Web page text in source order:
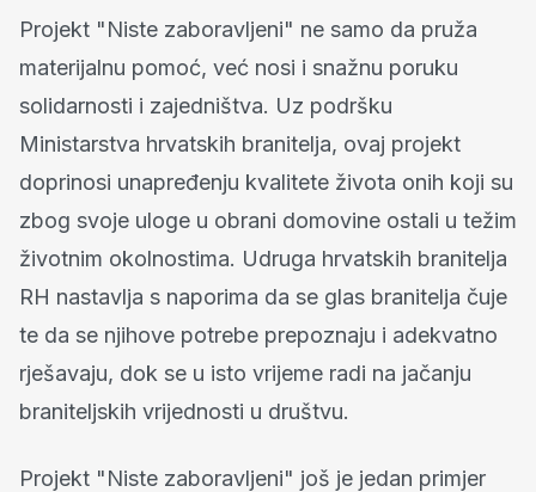
Projekt "Niste zaboravljeni" ne samo da pruža
materijalnu pomoć, već nosi i snažnu poruku
solidarnosti i zajedništva. Uz podršku
Ministarstva hrvatskih branitelja, ovaj projekt
doprinosi unapređenju kvalitete života onih koji su
zbog svoje uloge u obrani domovine ostali u težim
životnim okolnostima. Udruga hrvatskih branitelja
RH nastavlja s naporima da se glas branitelja čuje
te da se njihove potrebe prepoznaju i adekvatno
rješavaju, dok se u isto vrijeme radi na jačanju
braniteljskih vrijednosti u društvu.
Projekt "Niste zaboravljeni" još je jedan primjer